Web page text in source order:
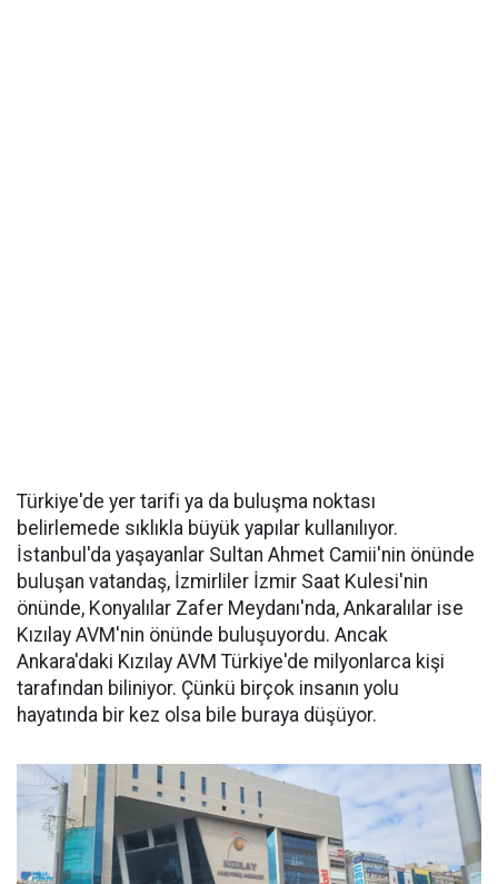
Türkiye'de yer tarifi ya da buluşma noktası
belirlemede sıklıkla büyük yapılar kullanılıyor.
İstanbul'da yaşayanlar Sultan Ahmet Camii'nin önünde
buluşan vatandaş, İzmirliler İzmir Saat Kulesi'nin
önünde, Konyalılar Zafer Meydanı'nda, Ankaralılar ise
Kızılay AVM'nin önünde buluşuyordu. Ancak
Ankara'daki Kızılay AVM Türkiye'de milyonlarca kişi
tarafından biliniyor. Çünkü birçok insanın yolu
hayatında bir kez olsa bile buraya düşüyor.